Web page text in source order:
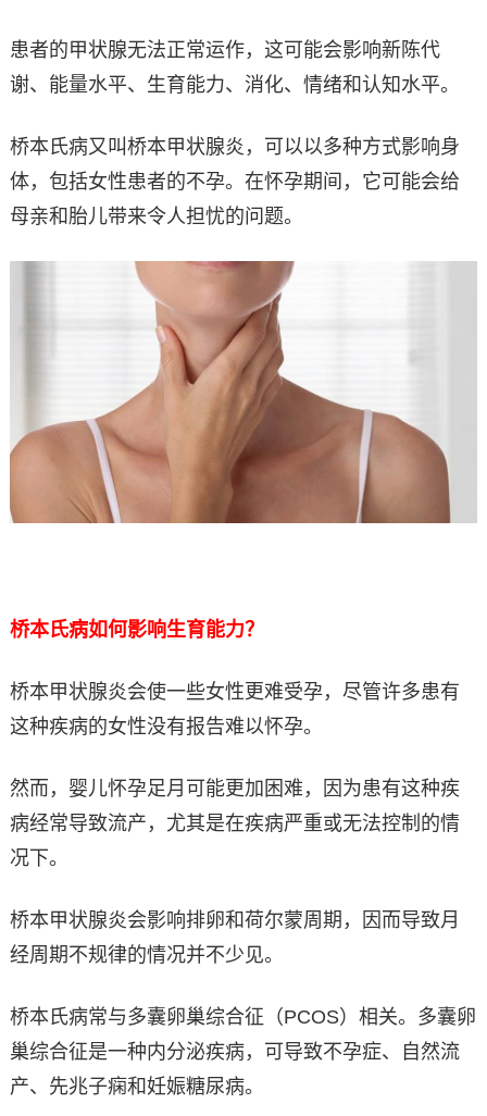
患者的甲状腺无法正常运作，这可能会影响新陈代
谢、能量水平、生育能力、消化、情绪和认知水平。
桥本氏病又叫桥本甲状腺炎，可以以多种方式影响身
体，包括女性患者的不孕。在怀孕期间，它可能会给
母亲和胎儿带来令人担忧的问题。
桥本氏病如何影响生育能力？
桥本甲状腺炎会使一些女性更难受孕，尽管许多患有
这种疾病的女性没有报告难以怀孕。
然而，婴儿怀孕足月可能更加困难，因为患有这种疾
病经常导致流产，尤其是在疾病严重或无法控制的情
况下。
桥本甲状腺炎会影响排卵和荷尔蒙周期，因而导致月
经周期不规律的情况并不少见。
桥本氏病常与多囊卵巢综合征（PCOS）相关。多囊卵
巢综合征是一种内分泌疾病，可导致不孕症、自然流
产、先兆子痫和妊娠糖尿病。